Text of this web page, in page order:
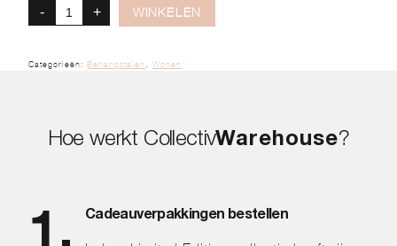
- + WINKELEN
Categorieën: Behangstalen , Wonen
Hoe werkt CollectivWarehouse?
Cadeauverpakkingen bestellen